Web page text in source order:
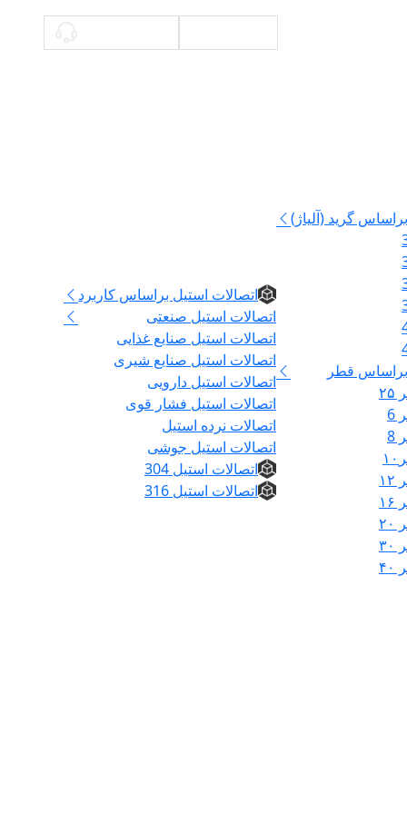
گرید (آلیاژ)
براساس قطر
اتصالات استیل براساس کاربرد
اتصالات استیل صنعتی
اتصالات استیل صنایع غذایی
اتصالات استیل صنایع شیری
اتصالات استیل دارویی
اتصالات استیل فشار قوی
اتصالات نرده استیل
اتصالات استیل جوشی
اتصالات استیل 304
اتصالات استیل 316